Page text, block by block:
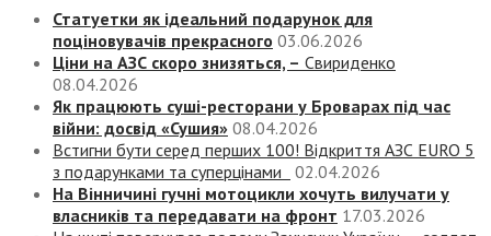
Статуетки як ідеальний подарунок для
поціновувачів прекрасного 03.06.2026
Ціни на АЗС скоро знизяться, – Свириденко
08.04.2026
Як працюють суші-ресторани у Броварах під час
війни: досвід «Сушия» 08.04.2026
Встигни бути серед перших 100! Відкриття АЗС EURO 5
з подарунками та суперцінами
02.04.2026
На Вінничині гучні мотоцикли хочуть вилучати у
власників та передавати на фронт 17.03.2026